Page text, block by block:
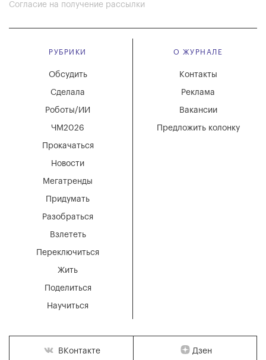
Согласие на получение рассылки
РУБРИКИ
Мегатренды
Придумать
Разобраться
Взлететь
Новости
Переключиться
Жить
Поделиться
Научиться
Обсудить
Сделала
Роботы/ИИ
ЧМ2026
Прокачаться
О ЖУРНАЛЕ
Вакансии
Реклама
Контакты
Предложить колонку
ВКонтакте Дзен